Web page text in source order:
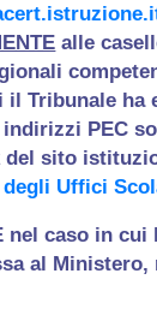
alle
il Tribunale ha
PEC
del sito
Uffici
nel caso in
al Ministero,